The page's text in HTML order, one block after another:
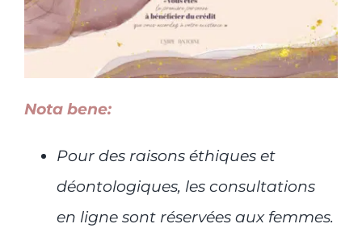
Nota bene:
Pour des raisons éthiques et
déontologiques, les consultations
en ligne sont réservées aux femmes.